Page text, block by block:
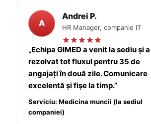
A
Andrei P.
HR Manager, companie IT
„Echipa GIMED a venit la sediu și a
rezolvat tot fluxul pentru 35 de
angajați în două zile. Comunicare
excelentă și fișe la timp.”
Serviciu: Medicina muncii (la sediul
companiei)